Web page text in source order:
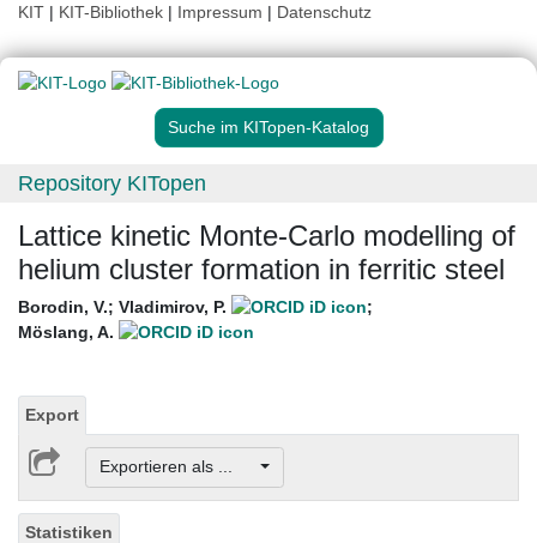
KIT | KIT-Bibliothek | Impressum | Datenschutz
Suche im KITopen-Katalog
Repository KITopen
Lattice kinetic Monte-Carlo modelling of
helium cluster formation in ferritic steel
Borodin, V.; Vladimirov, P.
;
Möslang, A.
Export
Exportieren als ...
Statistiken